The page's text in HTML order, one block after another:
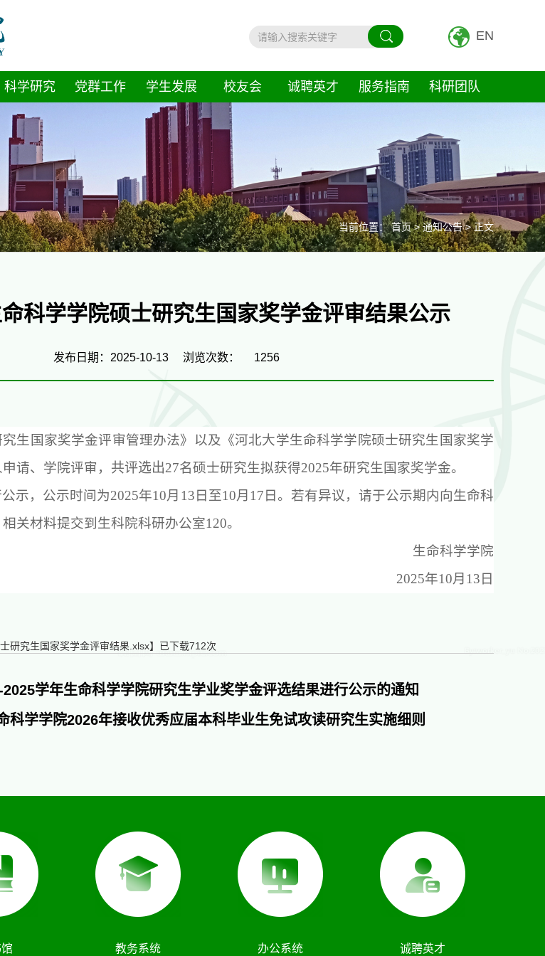
EN
科学研究 党群工作 学生发展 校友会 诚聘英才 服务指南 科研团队
当前位置：首页>通知公告> 正文
科学学院硕士研究生国家奖学金评审结果公示
发布日期：2025-10-13 浏览次数： 1256
究生国家奖学金评审管理办法》以及《河北大学生命科学学院硕士研究生国家奖学
请、学院评审， 共评选出27名硕士研究生拟获得2025年研究生 国家奖学金。
公示， 公示时间为2025年10月13日至10月17日。若有异议，请于公示期内向生命科
关材料提交到生科院科研办公室120。
生命科学学院
2025年10月13日
研究生国家奖学金评审结果.xlsx】已下载712次
学年生命科学学院研究生学业奖学金评选结果进行公示的通知
科学学院2026年接收优秀应届本科毕业生免试攻读研究生实施细则
教务系统 办公系统 诚聘英才